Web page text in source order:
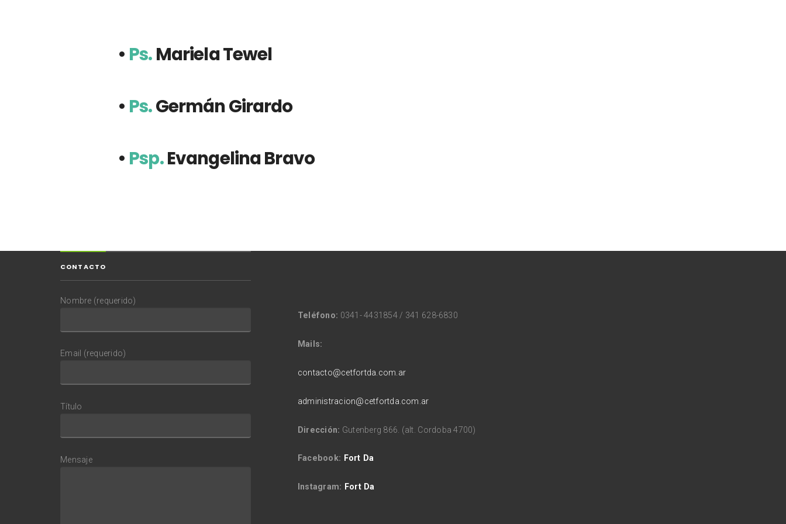
• Ps.Mariela Tewel
• Ps.Germán Girardo
• Psp.Evangelina Bravo
CONTACTO
Nombre (requerido)
Email (requerido)
Título
Mensaje
Teléfono: 0341- 4431854 / 341 628-6830
Mails:
contacto@cetfortda.com.ar
administracion@cetfortda.com.ar
Dirección: Gutenberg 866. (alt. Cordoba 4700)
Facebook: Fort Da
Instagram: Fort Da